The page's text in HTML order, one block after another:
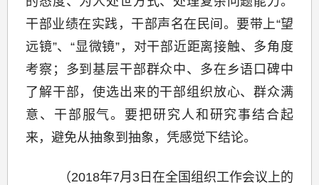
干部业绩在实践，干部声名在民间。要带上“望
远镜”、“显微镜”，对干部近距离接触、多角度
考察；多到基层干部群众中、多在乡语口碑中
了解干部，使选出来的干部组织放心、群众满
意、干部服气。要把研究人和研究事结合起
来，避免从抽象到抽象，凭感觉下结论。
（2018年7月3日在全国组织工作会议上的